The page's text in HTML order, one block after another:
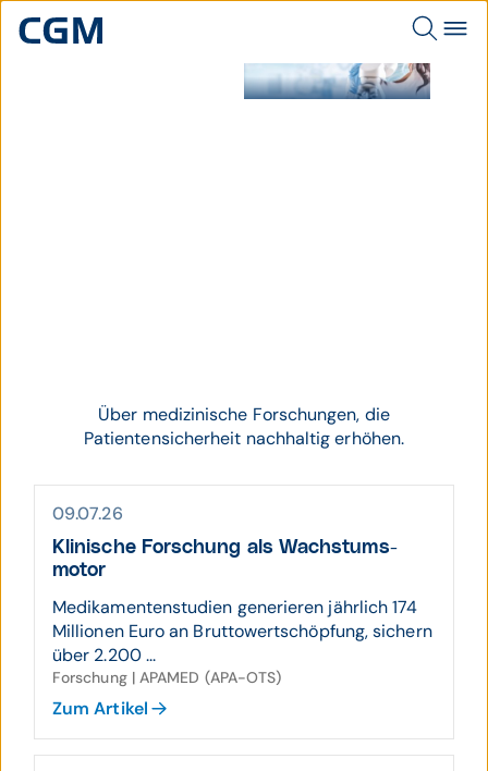
Medizinische Forschung.
Über medizinische Forschungen, die
Patientensicherheit nachhaltig erhöhen.
09.07.26
Klinische Forschung als Wachs­tums­
motor
Medikamentenstudien generieren jährlich 174
Millionen Euro an Bruttowertschöpfung, sichern
über 2.200 ...
Forschung | APAMED (APA-OTS)
Zum Artikel